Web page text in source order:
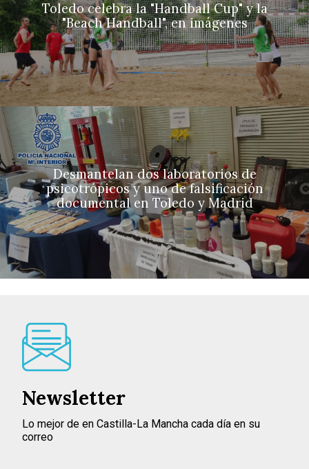
Toledo celebra la "Handball Cup" y la
"Beach Handball", en imágenes
Desmantelan dos laboratorios de
psicotrópicos y uno de falsificación
documental en Toledo y Madrid
Newsletter
Lo mejor de en Castilla-La Mancha cada día en su
correo